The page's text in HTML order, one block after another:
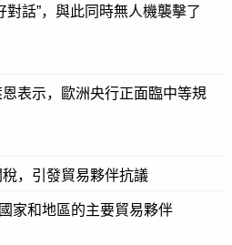
對話”，與此同時無人機襲擊了
表示，歐洲央行正面臨中等規
，引發貿易夥伴抗議
家和地區的主要貿易夥伴